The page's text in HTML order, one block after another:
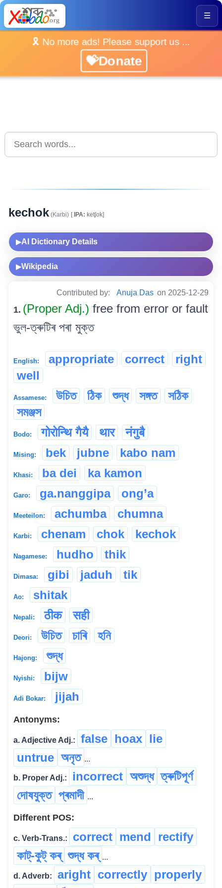
☰
🎗️ No more ads! Please support us ...
💝Donate
kechok(Karbi) [IPA: ketʃok]
▶AI Dictionary Details
▶Wikipedia
Contributed by: Anuja Das on 2025-12-29
1. (Proper Adj.) free from error or fault
ভুল-ত্ৰুটিৰ পৰা মুক্ত
English: appropriate correct
right
well
Assamese: উচিত ঠিক শুদ্ধ সঙ্গত
সঠিক
সমঞ্জস
Bodo: गोरोन्थि गैयै थार नंगुबै
Mising: bek jubne kabo nam
Khasi: ba dei ka kamon
Garo: ga.nanggipa ong’a
Meeteilon: achumba chumna
Karbi: chenam chok kechok
Nagamese: hudho thik
Dimasa: gibi jaduh tik
Ao: shitak
Nepali: ठीक सही
Deori: উচিত চাৰি হনি
Hajong: শুদ্ধ
Nyishi: bijw
Adi Bokar: jijah
Antonyms:
a. Adjective Adj.: false hoax lie
untrue অনৃত ...
b. Proper Adj.: incorrect অশুদ্ধ ত্ৰুটিপূৰ্ণ
দোষযুক্ত প্ৰমাদী ...
Different POS:
c. Verb-Trans.: correct mend
rectify
কাট্-কুট্ কৰ্ শুদ্ধ কৰ্ ...
d. Adverb: aright correctly properly